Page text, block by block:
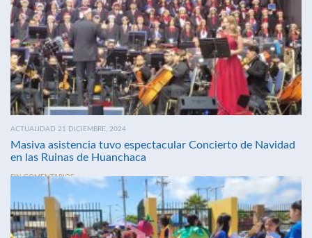
ACTUALIDAD 21 DICIEMBRE, 2024
Masiva asistencia tuvo espectacular Concierto de Navidad
en las Ruinas de Huanchaca
SIN COMENTARIOS